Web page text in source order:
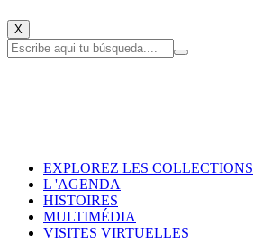
X
EXPLOREZ LES COLLECTIONS
L 'AGENDA
HISTOIRES
MULTIMÉDIA
VISITES VIRTUELLES